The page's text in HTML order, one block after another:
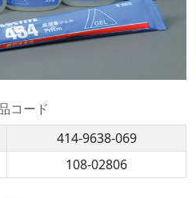
コード
414-9638-069
108-02806